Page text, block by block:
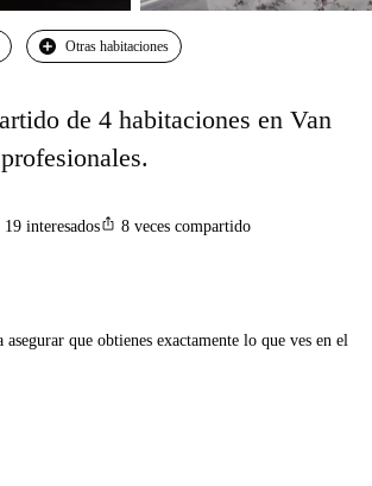
Otras habitaciones
de 4 habitaciones en Van
19 interesadosios_share 8 veces compartido
que obtienes exactamente lo que ves en el